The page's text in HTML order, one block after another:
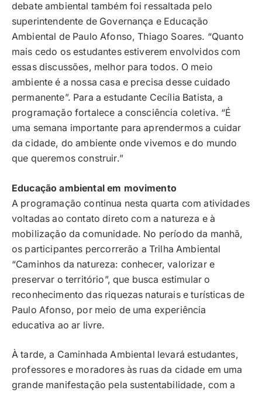
debate ambiental também foi ressaltada pelo
superintendente de Governança e Educação
Ambiental de Paulo Afonso, Thiago Soares. “Quanto
mais cedo os estudantes estiverem envolvidos com
essas discussões, melhor para todos. O meio
ambiente é a nossa casa e precisa desse cuidado
permanente”. Para a estudante Cecília Batista, a
programação fortalece a consciência coletiva. “É
uma semana importante para aprendermos a cuidar
da cidade, do ambiente onde vivemos e do mundo
que queremos construir.”
Educação ambiental em movimento
A programação continua nesta quarta com atividades
voltadas ao contato direto com a natureza e à
mobilização da comunidade. No período da manhã,
os participantes percorrerão a Trilha Ambiental
“Caminhos da natureza: conhecer, valorizar e
preservar o território”, que busca estimular o
reconhecimento das riquezas naturais e turísticas de
Paulo Afonso, por meio de uma experiência
educativa ao ar livre.
À tarde, a Caminhada Ambiental levará estudantes,
professores e moradores às ruas da cidade em uma
grande manifestação pela sustentabilidade, com a